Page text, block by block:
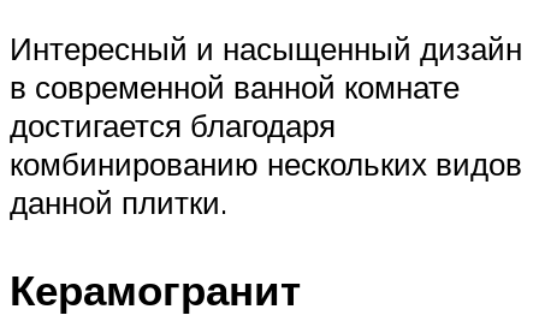
Интересный и насыщенный дизайн
в современной ванной комнате
достигается благодаря
комбинированию нескольких видов
данной плитки.
Керамогранит